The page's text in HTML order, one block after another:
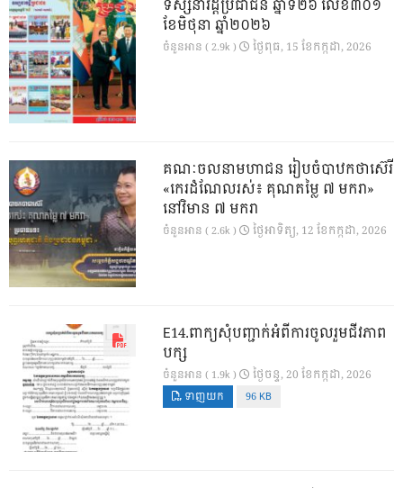
ទស្សនាវដ្ដីប្រជាជន ឆ្នាំទី២៦ លេខ៣០១
ខែមិថុនា ឆ្នាំ២០២៦
ចំនួនអាន ( 2.9k ) ថ្ងៃ​ពុធ, 15 ខែ​កក្កដា, 2026
គណៈចលនាមហាជន រៀបចំបាឋកថាស៊េរី
«កេរដំណែលរស់៖ គុណតម្លៃ ៧ មករា»
នៅវិមាន ៧ មករា
ចំនួនអាន ( 2.6k ) ថ្ងៃ​អាទិត្យ, 12 ខែ​កក្កដា, 2026
E14.ពាក្យសុំបញ្ជាក់អំពីការចូលរួមជីវភាព
បក្ស
ចំនួនអាន ( 1.9k ) ថ្ងៃ​ចន្ទ, 20 ខែ​កក្កដា, 2026
ទាញយក 96 KB